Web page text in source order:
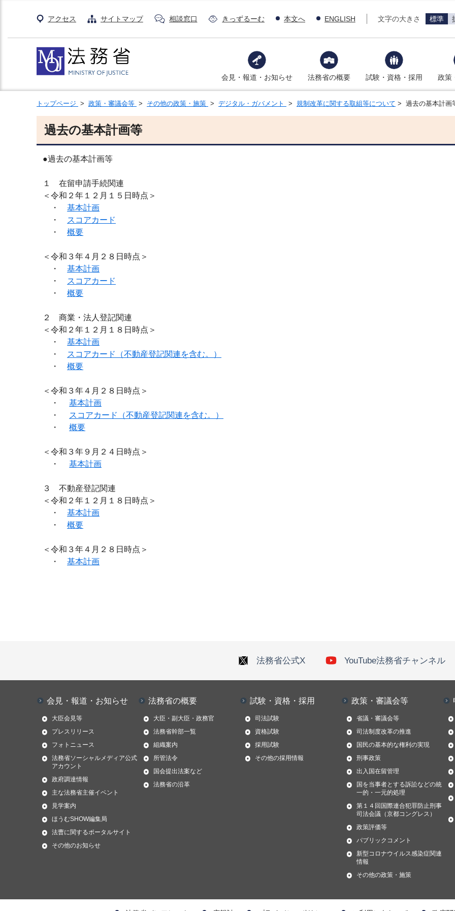
アクセス サイトマップ 相談窓口 きっずるーむ 本文へ ENGLISH 文字の大きさ 標準
会見・報道・お知らせ 法務省の概要 試験・資格・採用 政策
トップページ > 政策・審議会等 > その他の政策・施策 > デジタル・ガバメント > 規制改革に関する取組等について > 過去の基本計画
過去の基本計画等
●過去の基本計画等
１ 在留申請手続関連
＜令和２年１２月１５日時点＞
・ 基本計画
・
スコアカード
・ 概要
＜令和３年４月２８日時点＞
・ 基本計画
・
スコアカード
・ 概要
２ 商業・法人登記関連
＜令和２年１２月１８日時点＞
・ 基本計画
・
スコアカード（不動産登記関連を含む。）
・ 概要
＜令和３年４月２８日時点＞
・ 基本計画
・
スコアカード（不動産登記関連を含む。）
・ 概要
＜令和３年９月２４日時点＞
・ 基本計画
３ 不動産登記関連
＜令和２年１２月１８日時点＞
・ 基本計画
・ 概要
＜令和３年４月２８日時点＞
・ 基本計画
法務省公式X YouTube法務省チャンネル
会見・報道・お知らせ
大臣会見等
プレスリリース
フォトニュース
法務省ソーシャルメディア公式
アカウント
政府調達情報
主な法務省主催イベント
見学案内
ほうむSHOW編集局
法曹に関するポータルサイト
その他のお知らせ
法務省の概要
大臣・副大臣・政務官
法務省幹部一覧
組織案内
所管法令
国会提出法案など
法務省の沿革
試験・資格・採用
司法試験
資格試験
採用試験
その他の採用情報
政策・審議会等
省議・審議会等
司法制度改革の推進
国民の基本的な権利の実現
刑事政策
出入国在留管理
国を当事者とする訴訟などの統
一的・一元的処理
第１４回国際連合犯罪防止刑事
司法会議（京都コングレス）
政策評価等
パブリックコメント
新型コロナウイルス感染症関連
情報
その他の政策・施策